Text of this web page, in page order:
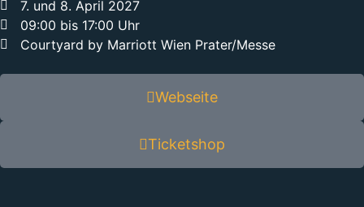
7. und 8. April 2027
09:00 bis 17:00 Uhr
Courtyard by Marriott Wien Prater/Messe
Webseite
Ticketshop